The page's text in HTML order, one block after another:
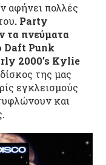
αφήνει πολλές
. Party
τα πνεύματα
Daft Punk
2000’s Kylie
της μας
εγκλεισμούς
και